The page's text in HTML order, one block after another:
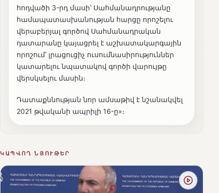
հոդվածի 3-րդ մասի՝ Սահմանադրությանը
համապատասխանության հարցը որոշելու
վերաբերյալ գործով Սահմանադրական
դատարանը կայացրել է աշխատակարգային
որոշում՝ լրացուցիչ ուսումնասիրություններ
կատարելու նպատակով գործի վարույթը
վերսկսելու մասին։
Դատաքննության նոր ամսաթիվ է նշանակվել
2021 թվականի ապրիլի 16-ը»։
ԿԱՊՎՈՂ ՆՅՈՒԹԵՐ